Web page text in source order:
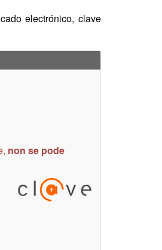
electrónico, clave
non se pode